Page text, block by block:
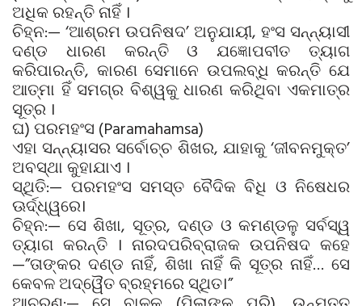
ଅଧିକ ରହନ୍ତି ନାହିଁ ।
ଚିହ୍ନ:— ‘ଆଶ୍ରମ ଉପନିଷଦ’ ଅନୁଯାୟୀ, ହଂସ ସନ୍ନ୍ୟାସୀ
ଦଣ୍ଡ ଧାରଣ କରନ୍ତି ଓ ଯଜ୍ଞୋପବୀତ ତ୍ୟାଗ
କରିପାରନ୍ତି, କାରଣ ସେମାନେ ଉପଲବ୍ଧି କରନ୍ତି ଯେ
ଆତ୍ମା ହିଁ ସମଗ୍ର ବିଶ୍ୱକୁ ଧାରଣ କରିଥିବା ଏକମାତ୍ର
ସୂତ୍ର ।
ଘ) ପରମହଂସ (Paramahamsa)
ଏହା ସନ୍ନ୍ୟାସର ସର୍ବୋଚ୍ଚ ଶିଖର, ଯାହାକୁ ‘ଜୀବନମୁକ୍ତ’
ଅବସ୍ଥା କୁହାଯାଏ ।
ସ୍ଥିତି:— ପରମହଂସ ସମସ୍ତ ବୈଦିକ ବିଧି ଓ ନିଷେଧର
ଊର୍ଦ୍ଧ୍ୱରେ।
ଚିହ୍ନ:— ସେ ଶିଖା, ସୂତ୍ର, ଦଣ୍ଡ ଓ କମଣ୍ଡଳୁ ସର୍ବସ୍ୱ
ତ୍ୟାଗ କରନ୍ତି । ନାରଦପରିବ୍ରାଜକ ଉପନିଷଦ କହେ
—”ତାଙ୍କର ଦଣ୍ଡ ନାହିଁ, ଶିଖା ନାହିଁ କି ସୂତ୍ର ନାହିଁ… ସେ
କେବଳ ଅଦ୍ୱୈତ ବ୍ରହ୍ମରେ ସ୍ଥିତ।”